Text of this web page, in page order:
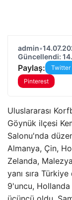
admin•
Güncellendi:
Paylaş: Twitter
Pinterest
Uluslararası
Göynük ilçesi
Salonu'nda
Almanya, Çin,
Zelanda,
yanı sıra
9'uncu,